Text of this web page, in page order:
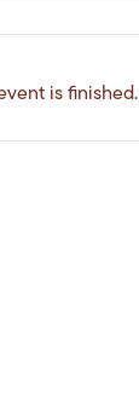
is finished.